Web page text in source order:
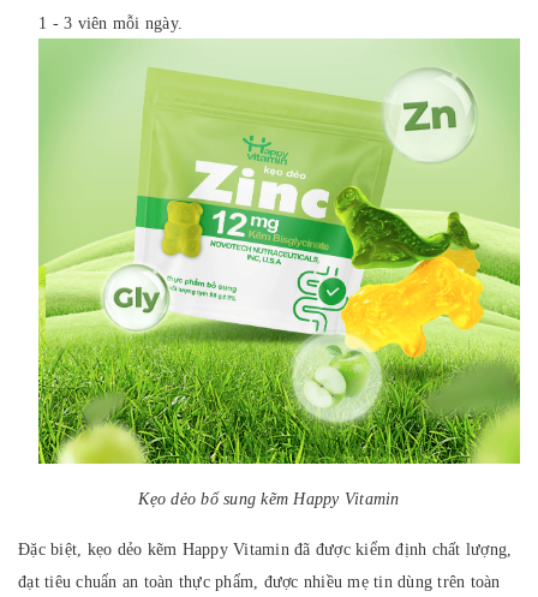
1 - 3 viên mỗi ngày.
Kẹo dẻo bổ sung kẽm Happy Vitamin
Đặc biệt, kẹo dẻo kẽm Happy Vitamin đã được kiểm định chất lượng,
đạt tiêu chuẩn an toàn thực phẩm, được nhiều mẹ tin dùng trên toàn